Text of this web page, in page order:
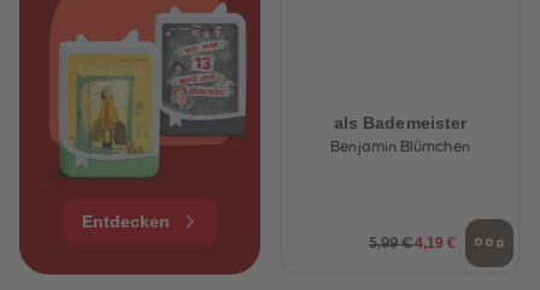
Entdecken
als Bademeister
Benjamin Blümchen
5,99 €4,19 €